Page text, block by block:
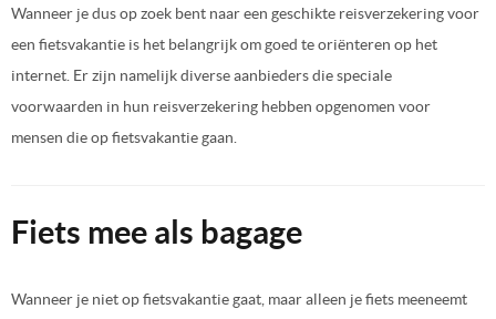
Wanneer je dus op zoek bent naar een geschikte reisverzekering voor
een fietsvakantie is het belangrijk om goed te oriënteren op het
internet. Er zijn namelijk diverse aanbieders die speciale
voorwaarden in hun reisverzekering hebben opgenomen voor
mensen die op fietsvakantie gaan.
Fiets mee als bagage
Wanneer je niet op fietsvakantie gaat, maar alleen je fiets meeneemt